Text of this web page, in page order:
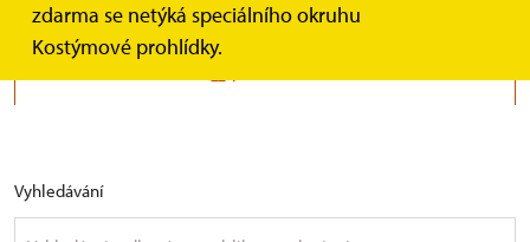
zdarma se netýká speciálního okruhu
Kostýmové prohlídky.
Vyhledávání